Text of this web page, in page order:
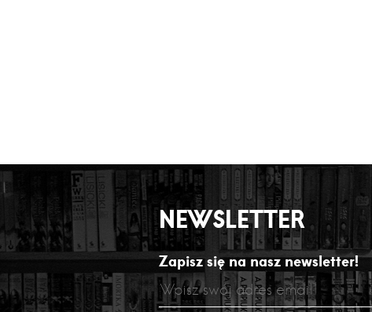
NEWSLETTER
Zapisz się na nasz newsletter!